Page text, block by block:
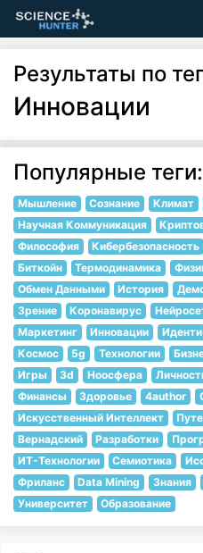
Результаты по
Инновации
Популярные теги:
Мышление Сознание Климат
Научная Коммуникация
Философия
Кибербезопасность
Биткойн
Термодинамика
Обмен Данными
История
Зрение
Коронавирус
Маркетинг
Инновации
Космос
5g Технологии
Игры
3d Ноосфера
Финансы
Здоровье 4author
Искусственный Интеллект
Вернадский
Разработки
ИТ-Технологии
Семиотика
Фриланс
Data Mining Знания
Университет
Образование